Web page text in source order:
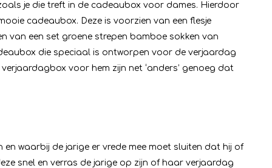
je die treft in de cadeaubox voor dames. Hierdoor
cadeaubox. Deze is voorzien van een flesje
van een set groene strepen bamboe sokken van
die speciaal is ontworpen voor de verjaardag
voor hem zijn net ‘anders’ genoeg dat
en waarbij de jarige er vrede mee moet sluiten dat hij of
snel en verras de jarige op zijn of haar verjaardag